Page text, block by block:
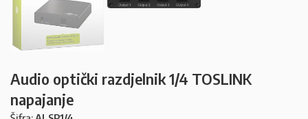
Audio optički razdjelnik 1/4 TOSLINK
napajanje